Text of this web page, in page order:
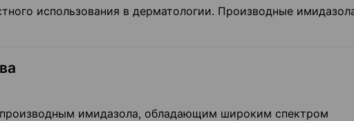
использования в дерматологии. Производные
имидазола, обладающим широким спектром